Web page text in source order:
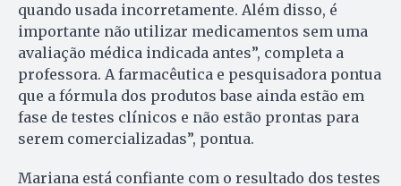
quando usada incorretamente. Além disso, é
importante não utilizar medicamentos sem uma
avaliação médica indicada antes”, completa a
professora. A farmacêutica e pesquisadora pontua
que a fórmula dos produtos base ainda estão em
fase de testes clínicos e não estão prontas para
serem comercializadas”, pontua.
Mariana está confiante com o resultado dos testes